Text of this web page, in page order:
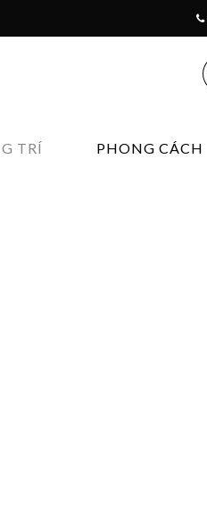
TRÍ PHONG CÁCH